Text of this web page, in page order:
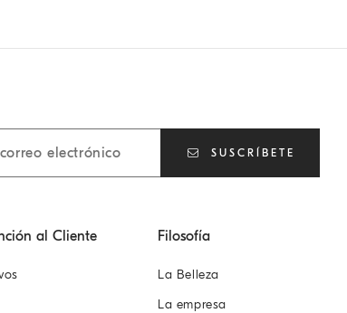
SUSCRÍBETE
al Cliente Filosofía
La Belleza
La empresa